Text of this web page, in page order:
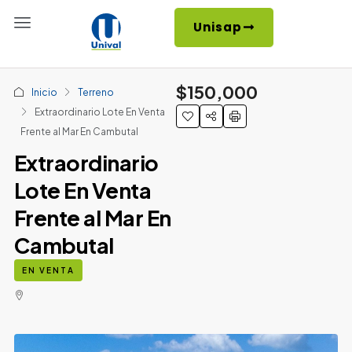
Unisap
Inicio
Terreno
Extraordinario Lote En Venta
Frente al Mar En Cambutal
Extraordinario
Lote En Venta
Frente al Mar En
Cambutal
EN VENTA
$150,000